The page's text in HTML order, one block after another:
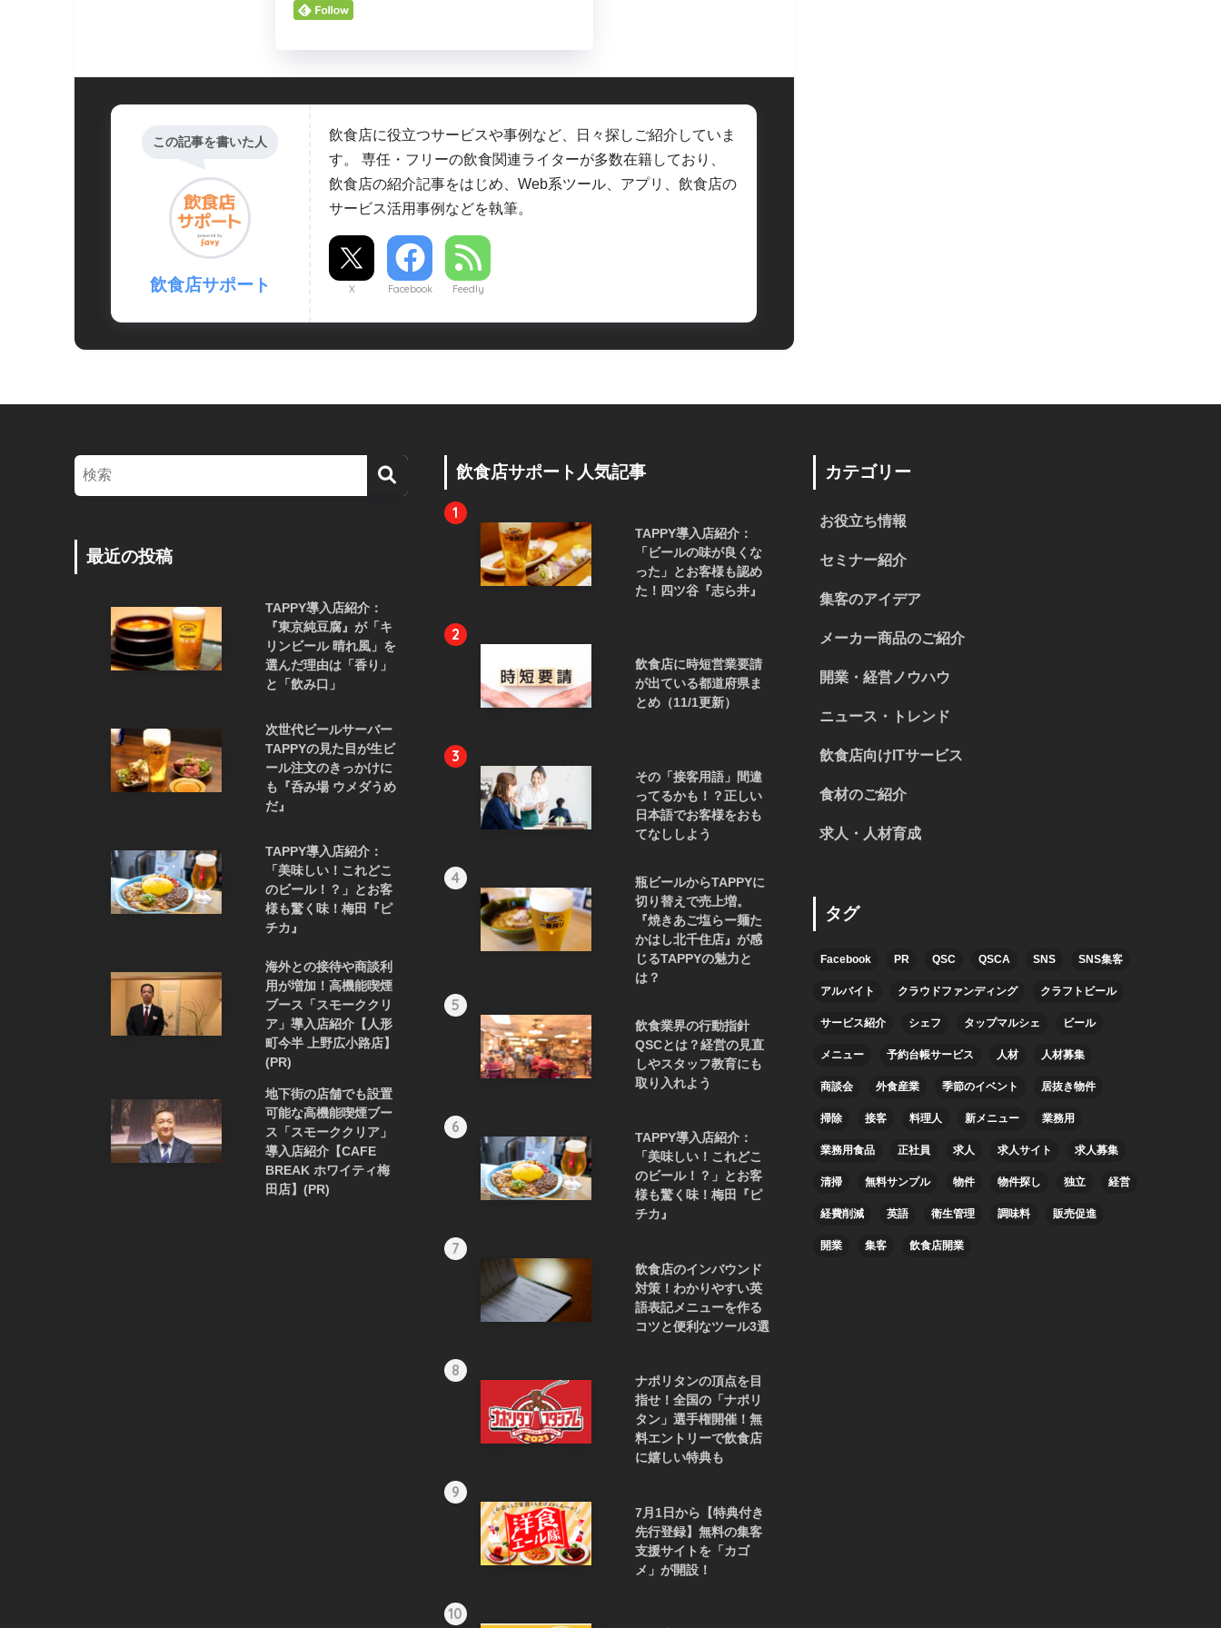
この記事を書いた人
飲食店サポート
飲食店に役立つサービスや事例など、日々探しご紹介していま
す。 専任・フリーの飲食関連ライターが多数在籍しており、
飲食店の紹介記事をはじめ、Web系ツール、アプリ、飲食店の
サービス活用事例などを執筆。
X Facebook Feedly
最近の投稿
TAPPY導入店紹介：
『東京純豆腐』が「キ
リンビール 晴れ風」を
選んだ理由は「香り」
と「飲み口」
次世代ビールサーバー
TAPPYの見た目が生ビ
ール注文のきっかけに
も『呑み場 ウメダうめ
だ』
TAPPY導入店紹介：
「美味しい！これどこ
のビール！？」とお客
様も驚く味！梅田『ピ
チカ』
海外との接待や商談利
用が増加！高機能喫煙
ブース「スモーククリ
ア」導入店紹介【人形
町今半 上野広小路店】
(PR)
地下街の店舗でも設置
可能な高機能喫煙ブー
ス「スモーククリア」
導入店紹介【CAFE
BREAK ホワイティ梅
田店】(PR)
飲食店サポート人気記事
1
TAPPY導入店紹介：
「ビールの味が良くな
った」とお客様も認め
た！四ツ谷『志ら井』
2
飲食店に時短営業要請
が出ている都道府県ま
とめ（11/1更新）
3
その「接客用語」間違
ってるかも！？正しい
日本語でお客様をおも
てなししよう
4
瓶ビールからTAPPYに
切り替えで売上増。
『焼きあご塩らー麺た
かはし北千住店』が感
じるTAPPYの魅力と
は？
5
飲食業界の行動指針
QSCとは？経営の見直
しやスタッフ教育にも
取り入れよう
6
TAPPY導入店紹介：
「美味しい！これどこ
のビール！？」とお客
様も驚く味！梅田『ピ
チカ』
7
飲食店のインバウンド
対策！わかりやすい英
語表記メニューを作る
コツと便利なツール3選
8
ナポリタンの頂点を目
指せ！全国の「ナポリ
タン」選手権開催！無
料エントリーで飲食店
に嬉しい特典も
9
7月1日から【特典付き
先行登録】無料の集客
支援サイトを「カゴ
メ」が開設！
10
カテゴリー
お役立ち情報
セミナー紹介
集客のアイデア
メーカー商品のご紹介
開業・経営ノウハウ
ニュース・トレンド
飲食店向けITサービス
食材のご紹介
求人・人材育成
タグ
Facebook PR QSC QSCA SNS SNS集客
アルバイト クラウドファンディング クラフトビール
サービス紹介 シェフ タップマルシェ ビール
メニュー 予約台帳サービス 人材 人材募集
商談会 外食産業 季節のイベント 居抜き物件
掃除 接客 料理人 新メニュー 業務用
業務用食品 正社員 求人 求人サイト 求人募集
清掃 無料サンプル 物件 物件探し 独立 経営
経費削減 英語 衛生管理 調味料 販売促進
開業 集客 飲食店開業